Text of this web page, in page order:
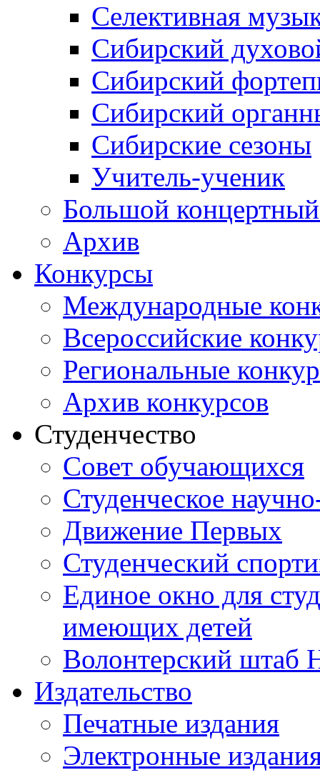
Селективная
Сибирский
Сибирский
Сибирский
Сибирские сезоны
Учитель-ученик
Большой концертный
Архив
Конкурсы
Международные
Всероссийские
Региональные
Архив конкурсов
Студенчество
Совет обучающихся
Студенческое
Движение Первых
Студенческий
Единое окно для
имеющих детей
Волонтерский штаб
Издательство
Печатные издания
Электронные